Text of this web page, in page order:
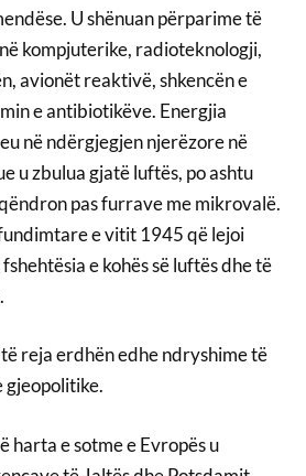
U shënuan përparime të
kompjuterike, radioteknologji,
avionët reaktivë, shkencën e
e antibiotikëve. Energjia
në ndërgjegjen njerëzore në
u zbulua gjatë luftës, po ashtu
pas furrave me mikrovalë.
e vitit 1945 që lejoi
e kohës së luftës dhe të
reja erdhën edhe ndryshime të
gjeopolitike.
harta e sotme e Evropës u